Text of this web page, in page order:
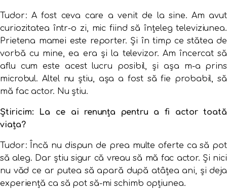
Tudor: A fost ceva care a venit de la sine. Am avut
curiozitatea într-o zi, mic fiind să înţeleg televiziunea.
Prietena mamei este reporter. Şi în timp ce stătea de
vorbă cu mine, ea era şi la televizor. Am încercat să
aflu cum este acest lucru posibil, şi aşa m-a prins
microbul. Altel nu ştiu, aşa a fost să fie probabil, să
mă fac actor. Nu ştiu.
Știricim: La ce ai renunța pentru a fi actor toată
viața?
Tudor: Încă nu dispun de prea multe oferte ca să pot
să aleg. Dar ştiu sigur că vreau să mă fac actor. Şi nici
nu văd ce ar putea să apară după atâţea ani, şi deja
experienţă ca să pot să-mi schimb opţiunea.